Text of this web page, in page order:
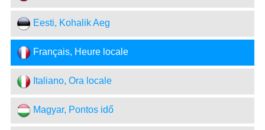
Eesti, Kohalik Aeg
Français, Heure locale
Italiano, Ora locale
Magyar, Pontos idő